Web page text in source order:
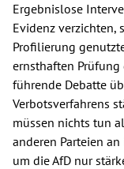
Ergebnislose
Evidenz verzichten,
Profilierung
ernsthaften Prüfung
führende Debatte
Verbotsverfahrens
müssen nichts tun
anderen Parteien
um die AfD nur